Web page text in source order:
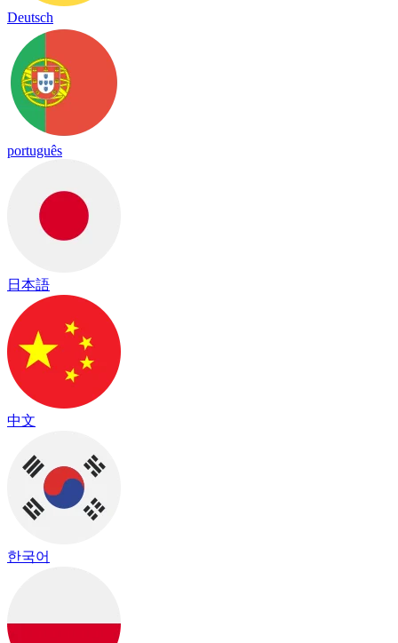
Deutsch
português
日本語
中文
한국어